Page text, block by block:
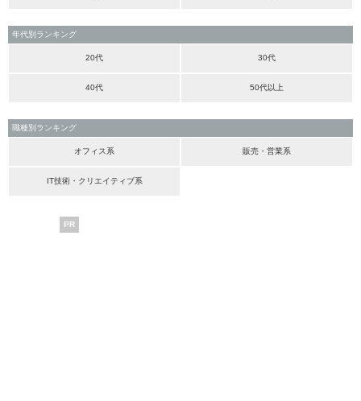
年代別ランキング
20代 30代
40代 50代以上
職種別ランキング
オフィス系 販売・営業系
IT技術・クリエイティブ系
PR